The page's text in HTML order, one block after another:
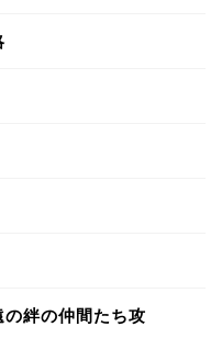
絆の仲間たち攻